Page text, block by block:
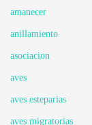
amanecer
anillamiento
asociacion
aves
aves esteparias
aves migratorias